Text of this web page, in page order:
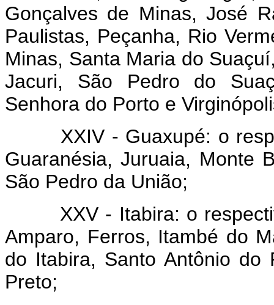
Gonçalves de Minas, José
Paulistas, Peçanha, Rio
Minas, Santa Maria do
Jacuri, São Pedro do
Senhora do Porto e
XXIV - Guaxupé: o
Guaranésia, Juruaia, Monte
São Pedro da União;
XXV - Itabira: o
Amparo, Ferros, Itambé do
do Itabira, Santo Antônio do
Preto;